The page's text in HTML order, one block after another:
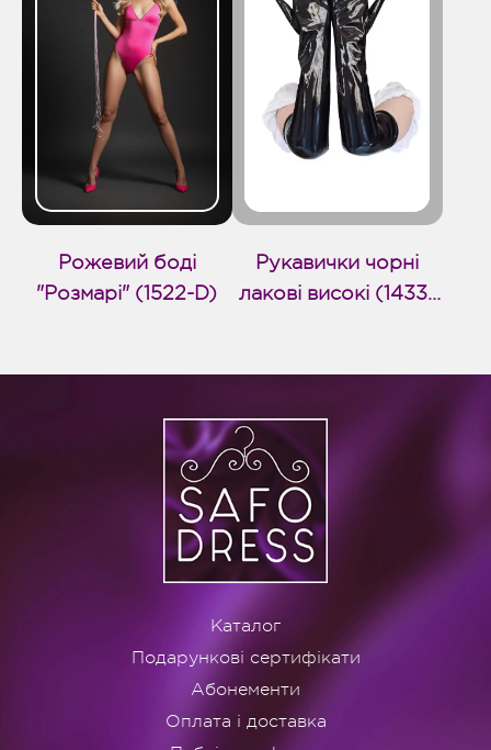
Рожевий боді
"Розмарі" (1522-D)
Рукавички чорні
лакові високі (1433-
Каталог
Подарункові сертифікати
Абонементи
Оплата і доставка